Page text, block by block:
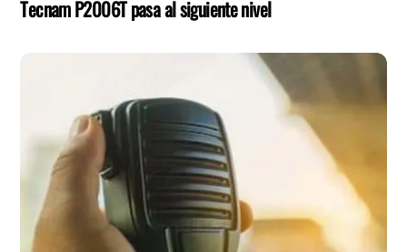
Tecnam P2006T pasa al siguiente nivel